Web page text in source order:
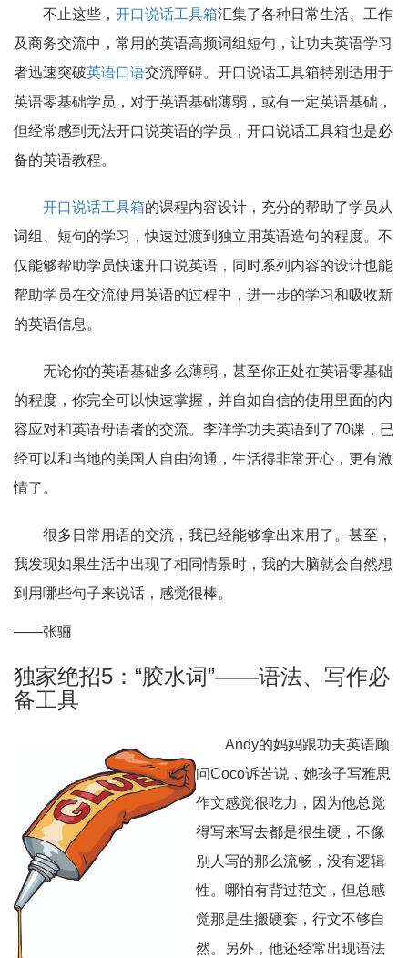
不止这些， 开口说话工具箱汇集了各种日常生活、工作
及商务交流中，常用的英语高频词组短句，让功夫英语学习
者迅速突破英语口语交流障碍。开口说话工具箱特别适用于
英语零基础学员，对于英语基础薄弱，或有一定英语基础，
但经常感到无法开口说英语的学员，开口说话工具箱也是必
备的英语教程。
开口说话工具箱的课程内容设计，充分的帮助了学员从
词组、短句的学习，快速过渡到独立用英语造句的程度。不
仅能够帮助学员快速开口说英语，同时系列内容的设计也能
帮助学员在交流使用英语的过程中，进一步的学习和吸收新
的英语信息。
无论你的英语基础多么薄弱，甚至你正处在英语零基础
的程度，你完全可以快速掌握，并自如自信的使用里面的内
容应对和英语母语者的交流。李洋学功夫英语到了70课，已
经可以和当地的美国人自由沟通，生活得非常开心，更有激
情了。
很多日常用语的交流，我已经能够拿出来用了。甚至，
我发现如果生活中出现了相同情景时，我的大脑就会自然想
到用哪些句子来说话，感觉很棒。
——张骊
独家绝招5：“胶水词”——语法、写作必
备工具
Andy的妈妈跟功夫英语顾
问Coco诉苦说，她孩子写雅思
作文感觉很吃力，因为他总觉
得写来写去都是很生硬，不像
别人写的那么流畅，没有逻辑
性。哪怕有背过范文，但总感
觉那是生搬硬套，行文不够自
然。另外，他还经常出现语法